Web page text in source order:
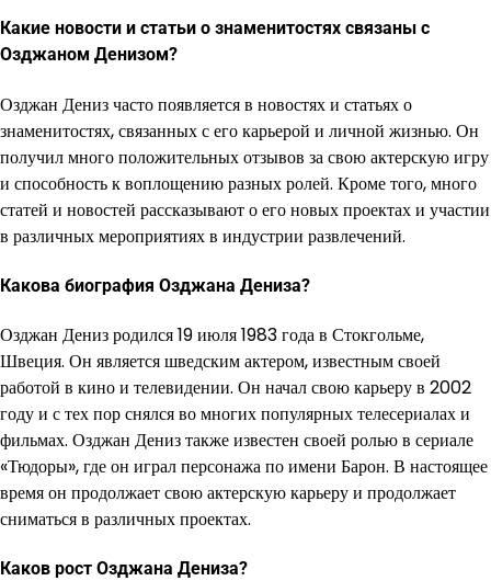
Какие новости и статьи о знаменитостях связаны с
Озджаном Денизом?
Озджан Дениз часто появляется в новостях и статьях о
знаменитостях, связанных с его карьерой и личной жизнью. Он
получил много положительных отзывов за свою актерскую игру
и способность к воплощению разных ролей. Кроме того, много
статей и новостей рассказывают о его новых проектах и участии
в различных мероприятиях в индустрии развлечений.
Какова биография Озджана Дениза?
Озджан Дениз родился 19 июля 1983 года в Стокгольме,
Швеция. Он является шведским актером, известным своей
работой в кино и телевидении. Он начал свою карьеру в 2002
году и с тех пор снялся во многих популярных телесериалах и
фильмах. Озджан Дениз также известен своей ролью в сериале
«Тюдоры», где он играл персонажа по имени Барон. В настоящее
время он продолжает свою актерскую карьеру и продолжает
сниматься в различных проектах.
Каков рост Озджана Дениза?